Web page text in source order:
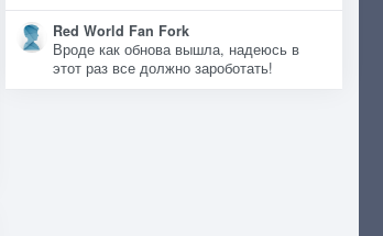
Red World Fan Fork
Вроде как обнова вышла, надеюсь в
этот раз все должно зароботать!